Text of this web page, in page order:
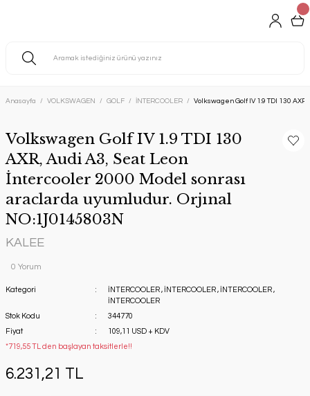
Anasayfa VOLKSWAGEN GOLF İNTERCOOLER Volkswagen Golf IV 1.9 TDI 130
Volkswagen Golf IV 1.9 TDI 130
AXR, Audi A3, Seat Leon
İntercooler 2000 Model sonrası
araclarda uyumludur. Orjınal
NO:1J0145803N
KALEE
0 Yorum
Kategori İNTERCOOLER , İNTERCOOLER , İNTERCOOLER ,
İNTERCOOLER
Stok Kodu
344770
Fiyat
109,11 USD + KDV
*719,55 TL den başlayan taksitlerle!!
6.231,21 TL